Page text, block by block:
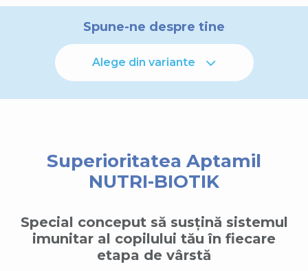
Spune-ne despre tine
Alege din variante
Superioritatea Aptamil
NUTRI-BIOTIK
Special conceput să susțină sistemul
imunitar al copilului tău în fiecare
etapa de vârstă